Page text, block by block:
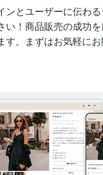
ンとユーザーに伝わ
い！商品販売の成功
す。まずはお気軽に